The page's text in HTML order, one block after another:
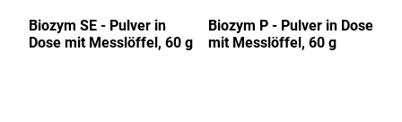
Biozym SE - Pulver in
Dose mit Messlöffel, 60 g
Biozym P - Pulver in Dose
mit Messlöffel, 60 g